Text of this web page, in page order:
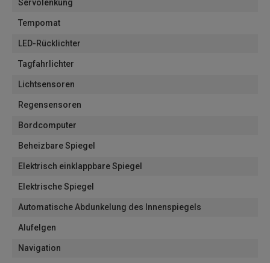
Servolenkung
Tempomat
LED-Rücklichter
Tagfahrlichter
Lichtsensoren
Regensensoren
Bordcomputer
Beheizbare Spiegel
Elektrisch einklappbare Spiegel
Elektrische Spiegel
Automatische Abdunkelung des Innenspiegels
Alufelgen
Navigation